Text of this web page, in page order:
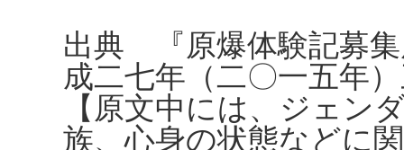
出典 『原爆体験記募
成二七年（二〇一五年
【原文中には、ジェン
族、心身の状態などに